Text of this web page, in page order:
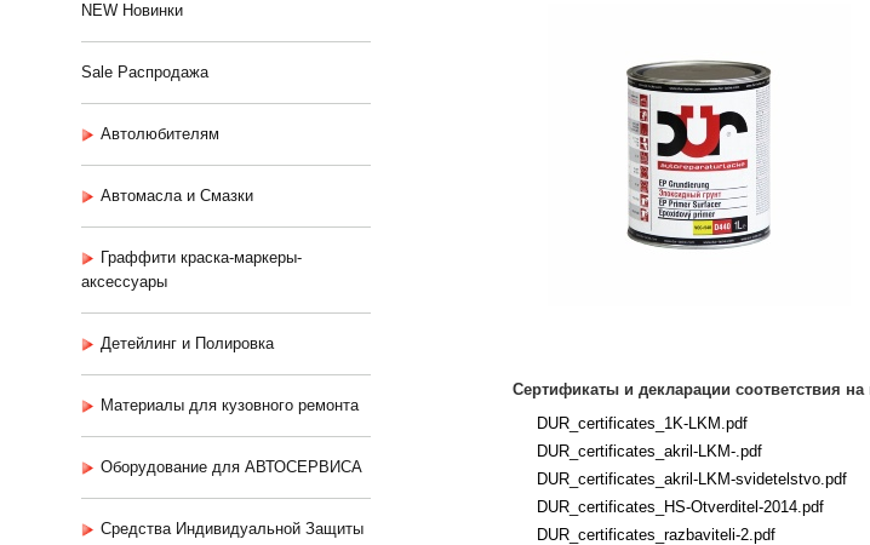
NEW Новинки
Sale Распродажа
Автолюбителям
Автомасла и Смазки
Граффити краска-маркеры-
аксессуары
Детейлинг и Полировка
Материалы для кузовного ремонта
Оборудование для АВТОСЕРВИСА
Средства Индивидуальной Защиты
Сертификаты и декларации соответствия
DUR_certificates_1K-LKM.pdf
DUR_certificates_akril-LKM-.pdf
DUR_certificates_akril-LKM-svidetelstvo.pdf
DUR_certificates_HS-Otverditel-2014.pdf
DUR_certificates_razbaviteli-2.pdf